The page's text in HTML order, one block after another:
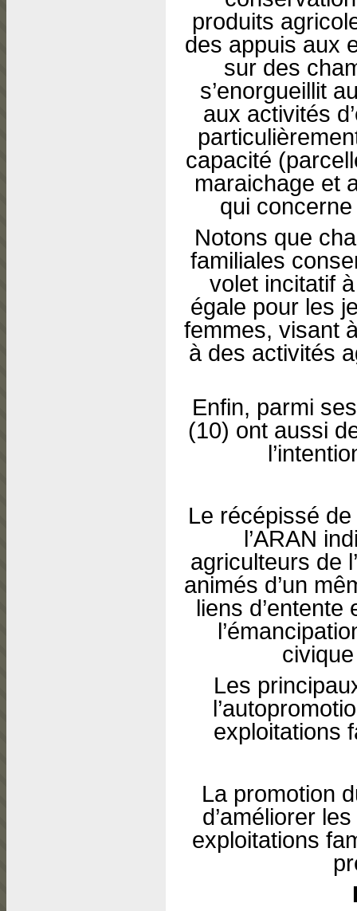
produits
des appuis aux
sur des
s’enorgueillit
aux activités
capacité
maraichage et
qui
Notons que
familiales
volet incitatif
égale pour les
femmes, visant
à des activités
Enfin, parmi
(10) ont aussi
Le récépissé
l’ARAN
agriculteurs de
animés d’un
liens
Les
exploitations
La promotion
d’améliorer
exploitations